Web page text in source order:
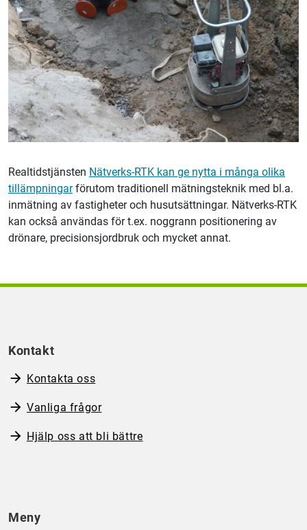
Realtidstjänsten Nätverks-RTK kan ge nytta i många olika
tillämpningarförutom traditionell mät­ningsteknik med bl.a.
inmätning av fastigheter och husutsättningar. Nätverks-RTK
kan också användas för t.ex. noggrann positionering av
drönare, precisionsjordbruk och mycket annat.
Kontakt
Kontakta oss
Vanliga frågor
Hjälp oss att bli bättre
Meny